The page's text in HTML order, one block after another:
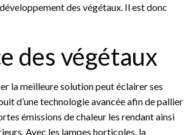
des végétaux. Il est donc
des végétaux
la meilleure solution peut éclairer ses
d’une technologie avancée afin de pallier
émissions de chaleur les rendant ainsi
Avec les lampes horticoles, la